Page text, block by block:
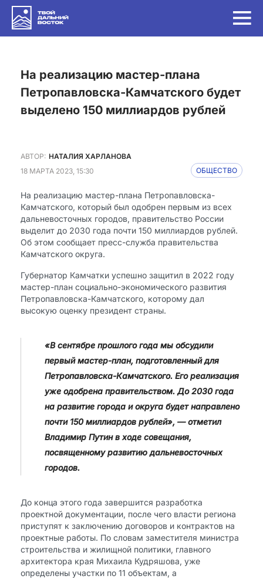
на реализацию мастер-плана
Петропавловска-Камчатского будет
выделено 150 миллиардов рублей
АВТОР: НАТАЛИЯ ХАРЛАНОВА
18 МАРТА 2023, 15:30
ОБЩЕСТВО
На реализацию мастер-плана Петропавловска-
Камчатского, который был одобрен первым из всех
дальневосточных городов, правительство России
выделит до 2030 года почти 150 миллиардов рублей.
Об этом сообщает пресс-служба правительства
Камчатского округа.
Губернатор Камчатки успешно защитил в 2022 году
мастер-план социально-экономического развития
Петропавловска-Камчатского, которому дал
высокую оценку президент страны.
«В сентябре прошлого года мы обсудили
первый мастер-план, подготовленный для
Петропавловска-Камчатского. Его реализация
уже одобрена правительством. До 2030 года
на развитие города и округа будет направлено
почти 150 миллиардов рублей», — отметил
Владимир Путин в ходе совещания,
посвященному развитию дальневосточных
городов.
До конца этого года завершится разработка
проектной документации, после чего власти региона
приступят к заключению договоров и контрактов на
проектные работы. По словам заместителя министра
строительства и жилищной политики, главного
архитектора края Михаила Кудряшова, уже
определены участки по 11 объектам, а